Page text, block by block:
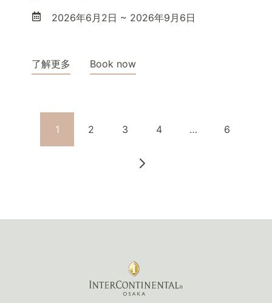
2026年6月2日 ~ 2026年9月6日
了解更多 Book now
1 2 3 4 … 6